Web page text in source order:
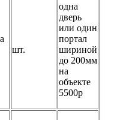
шт.
одна
дверь
или один
портал
шириной
до 200мм
на
объекте
5500р